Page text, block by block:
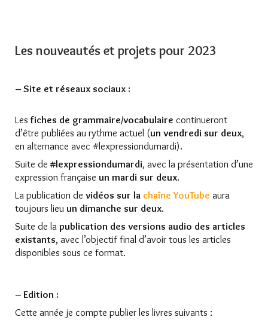
Les nouveautés et projets pour 2023
– Site et réseaux sociaux :
Lesfiches de grammaire/vocabulaire continueront
d’être publiées au rythme actuel (un vendredi sur deux,
en alternance avec #lexpressiondumardi).
Suite de #lexpressiondumardi, avec la présentation d’une
expression française un mardi sur deux.
La publication de vidéos sur la chaîne YouTube aura
toujours lieu un dimanche sur deux.
Suite de la publication des versions audio des articles
existants, avec l’objectif final d’avoir tous les articles
disponibles sous ce format.
– Edition :
Cette année je compte publier les livres suivants :